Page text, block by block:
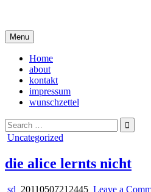
content
Menu
Home
about
kontakt
impressum
wunschzettel
Search
for:
Posted
Uncategorized
die alice lernts nicht
sd 20110507212445 Leave a